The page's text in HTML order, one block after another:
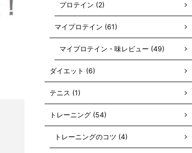
プロテイン (2)
マイプロテイン (61)
マイプロテイン・味レビュー (49)
ダイエット (6)
テニス (1)
トレーニング (54)
トレーニングのコツ (4)